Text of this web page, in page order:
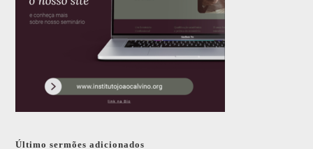
Último sermões adicionados